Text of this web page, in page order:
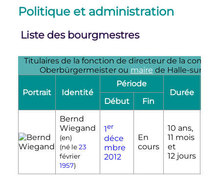
Politique et administration
Liste des bourgmestres
Titulaires de la fonction de directeur de la
Oberbürgermeister ou maire de Halle-sur-
Portrait Identité
Période
Durée
Début
Fin
Bernd
Wiegand
(en)
(né le23
février
1957)
1er
déce
mbre
2012
En
cours
10 ans,
11 mois
et
12 jours